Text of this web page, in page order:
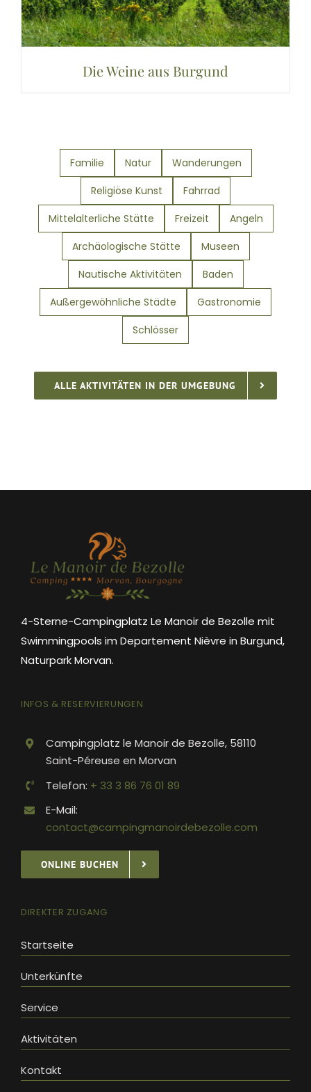
Die Weine aus Burgund
Familie Natur
Wanderungen
Religiöse Kunst
Fahrrad
Mittelalterliche Stätte
Freizeit
Angeln
Archäologische Stätte
Museen
Nautische Aktivitäten
Baden
Außergewöhnliche Städte
Gastronomie
Schlösser
ALLE AKTIVITÄTEN IN DER UMGEBUNG
4-Sterne-Campingplatz Le Manoir de Bezolle mit
Swimmingpools im Departement Nièvre in Burgund,
Naturpark Morvan.
INFOS & RESERVIERUNGEN
Campingplatz le Manoir de Bezolle, 58110
Saint-Péreuse en Morvan
Telefon: + 33 3 86 76 01 89
E-Mail:
contact@campingmanoirdebezolle.com
ONLINE BUCHEN
DIREKTER ZUGANG
Startseite
Unterkünfte
Service
Aktivitäten
Kontakt